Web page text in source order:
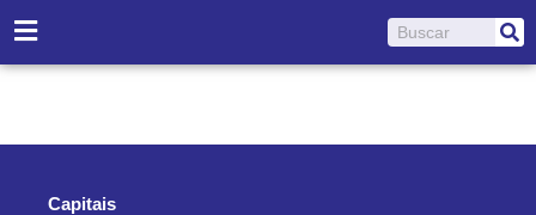
para
o
Pesquisar
Capitais